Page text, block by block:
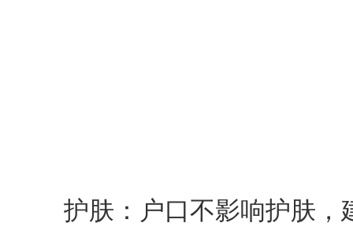
护肤：户口不影响护肤，